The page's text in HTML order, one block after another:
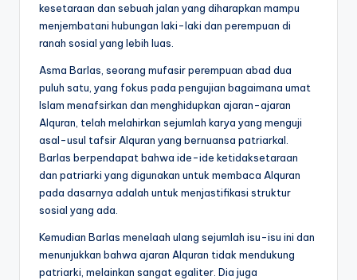
kesetaraan dan sebuah jalan yang diharapkan mampu
menjembatani hubungan laki-laki dan perempuan di
ranah sosial yang lebih luas.
Asma Barlas, seorang mufasir perempuan abad dua
puluh satu, yang fokus pada pengujian bagaimana umat
Islam menafsirkan dan menghidupkan ajaran-ajaran
Alquran, telah melahirkan sejumlah karya yang menguji
asal-usul tafsir Alquran yang bernuansa patriarkal.
Barlas berpendapat bahwa ide-ide ketidaksetaraan
dan patriarki yang digunakan untuk membaca Alquran
pada dasarnya adalah untuk menjastifikasi struktur
sosial yang ada.
Kemudian Barlas menelaah ulang sejumlah isu-isu ini dan
menunjukkan bahwa ajaran Alquran tidak mendukung
patriarki, melainkan sangat egaliter. Dia juga